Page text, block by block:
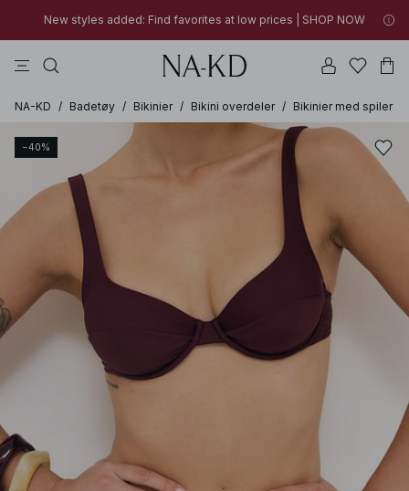
New styles added: Find favorites at low prices | SHOP NOW
01h 38m 27s
FINAL SALE | SHOP NOW
New styles added: Find favorites at low prices | SHOP NOW
NA-KD / Badetøy / Bikinier / Bikini overdeler / Bikinier med spiler
−40%